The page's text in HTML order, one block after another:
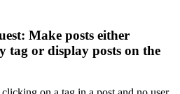
Make posts either
tag or display posts on the